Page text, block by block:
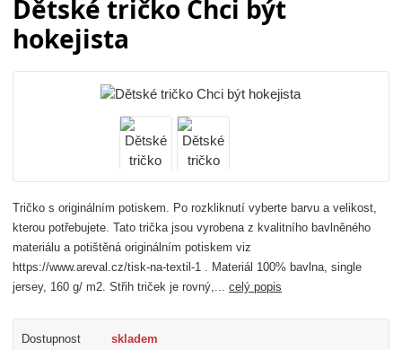
Dětské tričko Chci být
hokejista
Tričko s originálním potiskem. Po rozkliknutí vyberte barvu a velikost,
kterou potřebujete. Tato trička jsou vyrobena z kvalitního bavlněného
materiálu a potištěná originálním potiskem viz
https://www.areval.cz/tisk-na-textil-1 . Materiál 100% bavlna, single
jersey, 160 g/ m2. Střih triček je rovný,...celý popis
Dostupnost skladem